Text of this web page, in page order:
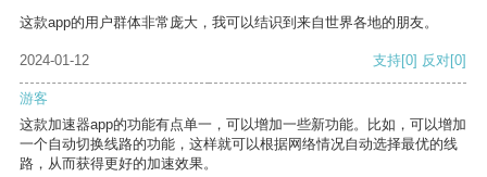
这款app的用户群体非常庞大，我可以结识到来自世界各地的朋友。
2024-01-12 支持[0] 反对[0]
游客
这款加速器app的功能有点单一，可以增加一些新功能。比如，可以增加
一个自动切换线路的功能，这样就可以根据网络情况自动选择最优的线
路，从而获得更好的加速效果。